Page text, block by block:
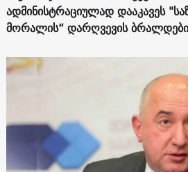
ადმინისტრაციულად დააკავეს
მორალის“ დარღვევის